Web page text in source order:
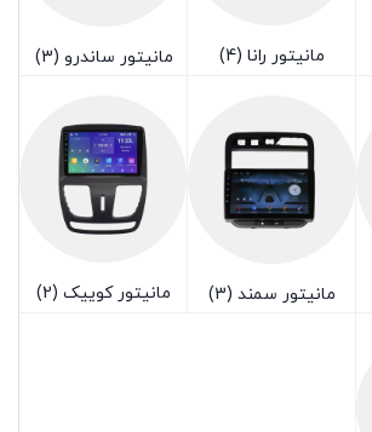
مانیتور رانا (4) مانیتور ساندرو (3)
مانیتور سمند (3) مانیتور کوییک (2)